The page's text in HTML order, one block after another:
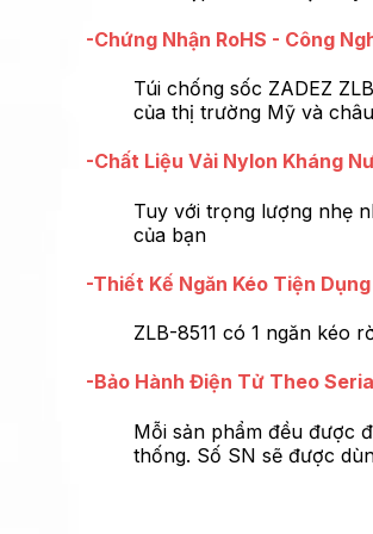
-Chứng Nhận RoHS - Công
Túi chống sốc ZADEZ
của thị trường Mỹ và
-Chất Liệu Vải Nylon Kháng
Tuy với trọng lượng nhẹ
của bạn
-Thiết Kế Ngăn Kéo Tiện Dụng
ZLB-8511 có 1 ngăn kéo
-Bảo Hành Điện Tử Theo
Mỗi sản phẩm đều được
thống. Số SN sẽ được